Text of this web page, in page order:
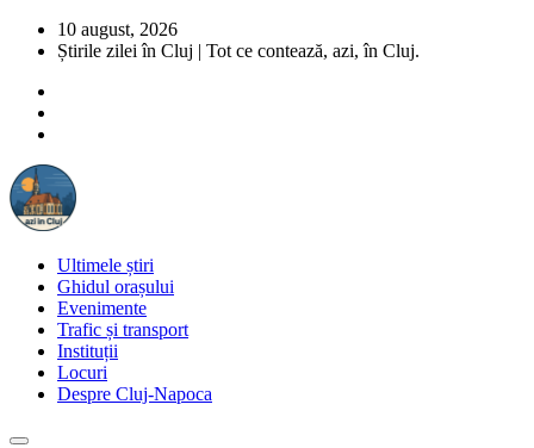
10 august, 2026
Știrile zilei în Cluj | Tot ce contează, azi, în Cluj.
Ultimele știri
Ghidul orașului
Evenimente
Trafic și transport
Instituții
Locuri
Despre Cluj-Napoca